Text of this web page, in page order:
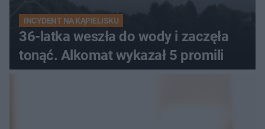
INCYDENT NA KĄPIELISKU
36-latka weszła do wody i zaczęła
tonąć. Alkomat wykazał 5 promili